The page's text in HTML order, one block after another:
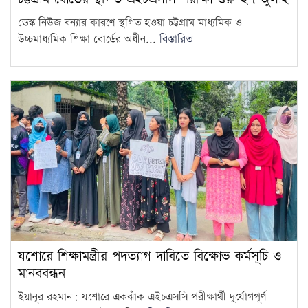
14
ছাত্রদল-শিবিরের সংঘর্ষে উত্তপ্ত
জগন্নাথ বিশ্ববিদ্যালয়, তদন্ত কমিটি
এইচএসসি পরীক্ষার নতুন সময়সূচি
প্রকাশ
ডেস্ক নিউজ বন্যার কারণে স্থগিত হওয়া চট্টগ্রাম মাধ্যমিক ও
উচ্চমাধ্যমিক শিক্ষা বোর্ডের অধীন...বিস্তারিত
যশোরে শিক্ষামন্ত্রীর পদত্যাগ দাবিতে বিক্ষোভ কর্মসূচি ও
মানববন্ধন
ইয়ানূর রহমান: যশোরে একঝাঁক এইচএসসি পরীক্ষার্থী দুর্যোগপূর্ণ